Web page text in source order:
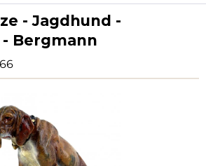
- Jagdhund -
Bergmann